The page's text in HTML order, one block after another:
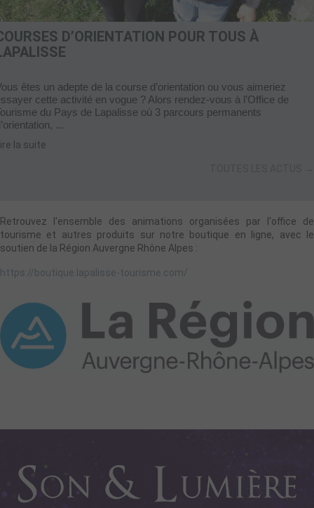
D’ORIENTATION POUR TOUS À
êtes un adepte de la course d’orientation ou vous aimeriez
cette activité en vogue ? Alors rendez-vous à l’Office de
du Pays de Lapalisse où 3 parcours permanents
...
la suite
Retrouvez l'ensemble des animations organisées par l'office de
tourisme et autres produits sur notre boutique en ligne, avec le
soutien de la Région Auvergne Rhône Alpes :
https://boutique.lapalisse-tourisme.com/